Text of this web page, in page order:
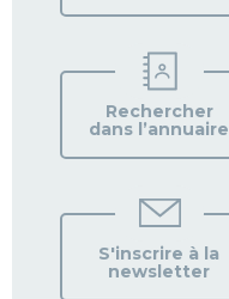
Rechercher
dans l’annuaire
S'inscrire à la
newsletter